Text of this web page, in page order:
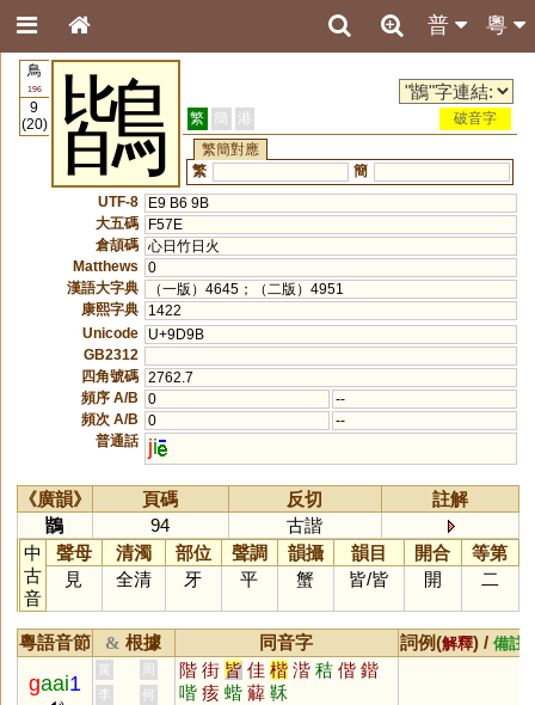
粵
普
鳥
196
9
(20)
鶛 繁 簡 港
破音字
繁簡對應
繁
簡
UTF-8
E9 B6 9B
大五碼
F57E
倉頡碼 心日竹日火
Matthews
0
漢語大字典
（一版）4645；（二版）4951
康熙字典
1422
Unicode
U+9D9B
GB2312
四角號碼 2762.7
頻序 A/B
0
--
頻次 A/B
0
--
普通話
ji
《廣韻》 頁碼 反切
註解
鶛
94
古諧
中
古
音
聲母 清濁 部位 聲調 韻攝 韻目 開合
等第
見
全清 牙 平 蟹 皆/皆 開 二
粵語音節 & 根據 同音字 詞例(解釋) / 備註
gaai1
黃 周 階 街 皆 佳 楷 湝 秸 偕 鍇
喈 痎 蝔 薢 鞂
李
何